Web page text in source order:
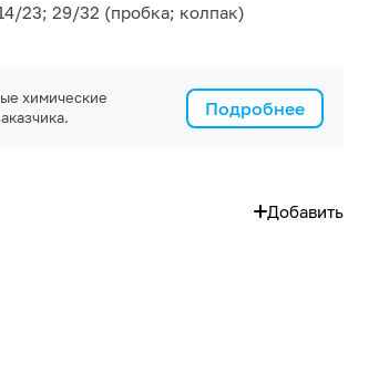
23; 29/32 (пробка; колпак)
Подробнее
химические
Добавить